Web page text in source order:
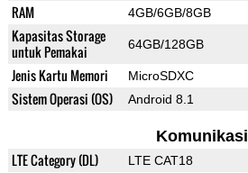
RAM 4GB/6GB/8GB
Kapasitas Storage
untuk Pemakai
64GB/128GB
Jenis Kartu Memori MicroSDXC
Sistem Operasi (OS) Android 8.1
Komunikasi
LTE Category (DL) LTE CAT18